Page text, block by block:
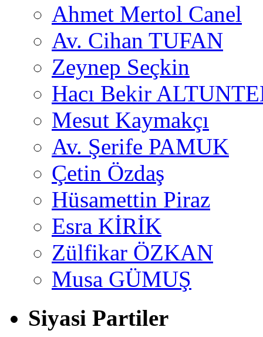
Ahmet Mertol Canel
Av. Cihan TUFAN
Zeynep Seçkin
Hacı Bekir
Mesut Kaymakçı
Av. Şerife PAMUK
Çetin Özdaş
Hüsamettin Piraz
Esra KİRİK
Zülfikar ÖZKAN
Musa GÜMUŞ
Siyasi Partiler